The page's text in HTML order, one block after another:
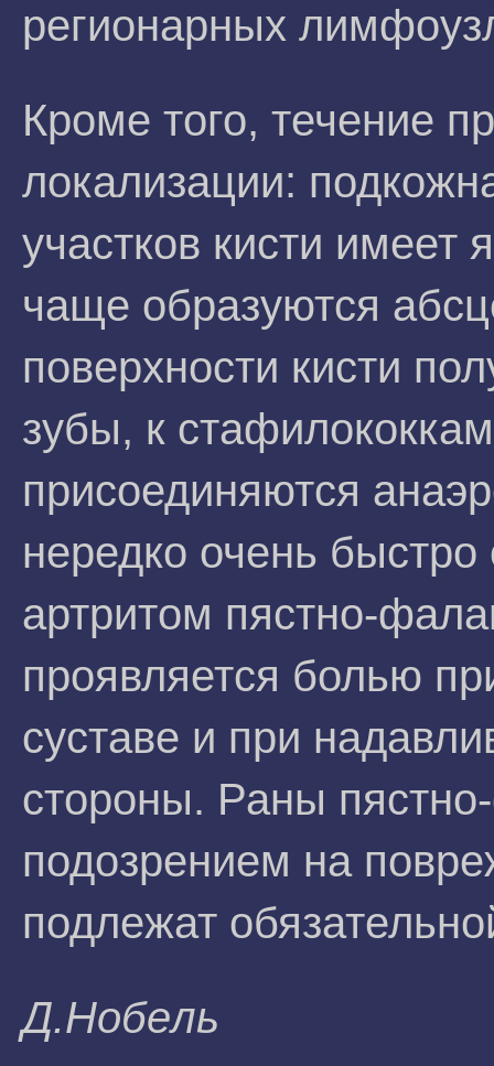
регионарных
Кроме того, течение
локализации:
участков кисти имеет
чаще образуются
поверхности кисти
зубы, к
присоединяются
нередко очень
артритом пястно-
проявляется болью
суставе и при
стороны. Раны
подозрением на
подлежат
Д.Hoбeль